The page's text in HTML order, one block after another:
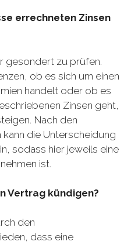
errechneten Zinsen
gesondert zu prüfen.
ob es sich um einen
handelt oder ob es
Zinsen geht,
Nach den
die Unterscheidung
sodass hier jeweils eine
ist.
Vertrag kündigen?
den
dass eine